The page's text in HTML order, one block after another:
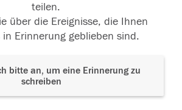
teilen.
über die Ereignisse, die Ihnen
in Erinnerung geblieben sind.
bitte an, um eine Erinnerung zu
schreiben